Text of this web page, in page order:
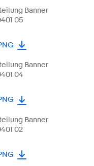
Banner
05
Banner
04
Banner
02